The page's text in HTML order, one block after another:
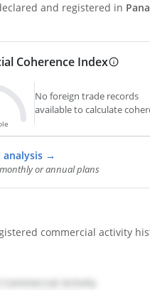
and registered in
Coherence Index
No foreign trade records
available to calculate
analysis →
or annual plans
commercial activity
Commercial Activity